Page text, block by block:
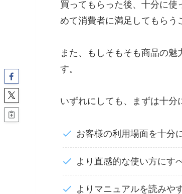
買ってもらった後、十分に使
めて消費者に満足してもらう
また、もしそもそも商品の
す。
いずれにしても、まずは十分
お客様の利用場面を十分
より直感的な使い方にす
よりマニュアルを読みや